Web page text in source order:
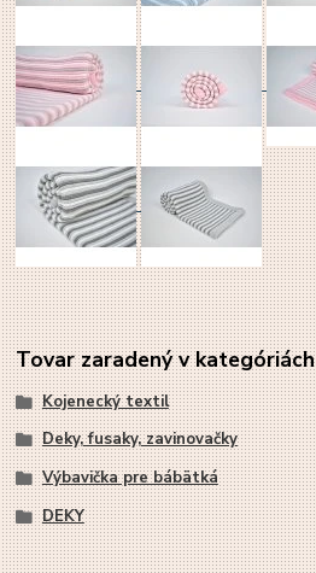
Tovar zaradený v kategóriách
Kojenecký textil
Deky, fusaky, zavinovačky
Výbavička pre bábätká
DEKY